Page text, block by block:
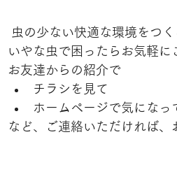
虫の少ない快適な環境をつ
いやな虫で困ったらお気軽に
お友達からの紹介で
チラシを見て
ホームページで気になっ
など、ご連絡いただければ、